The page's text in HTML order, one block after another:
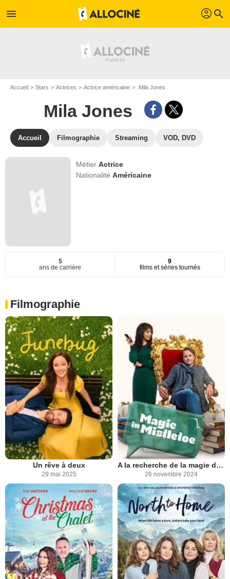
menu profil search
Accueil Stars Actrices Actrice américaine Mila Jones
Mila Jones
Accueil Filmographie Streaming VOD, DVD
MétierActrice
NationalitéAméricaine
5
ans de carrière
9
films et séries tournés
Filmographie
Un rêve à deux
29 mai 2025
A la recherche de la magie de Noël
26 novembre 2024